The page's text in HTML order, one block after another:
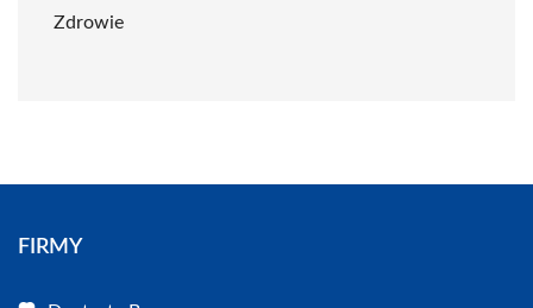
Zdrowie
FIRMY